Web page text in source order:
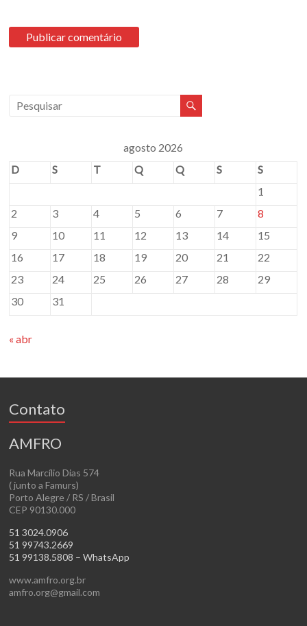
agosto 2026
D
S T Q Q S
S
1
2
3 4 5 6 7
8
9
10 11 12 13 14
15
16
17 18 19 20 21
22
23
24 25 26 27 28
29
30
31
« abr
Contato
AMFRO
Rua Marcílio Dias 574
( junto a Famurs)
Porto Alegre / RS / Brasil
CEP 90130.000
51 3024.0906
51 99743.2669
51 99138.5808 – WhatsApp
www.amfro.org.br
amfro.org@gmail.com